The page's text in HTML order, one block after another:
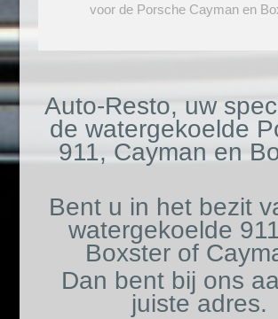
voor de Porsche Cayman en
Auto-Resto, uw
de watergekoelde
911, Cayman en
Bent u in het bezit
watergekoelde
Boxster of
Dan bent bij ons
juiste adres.